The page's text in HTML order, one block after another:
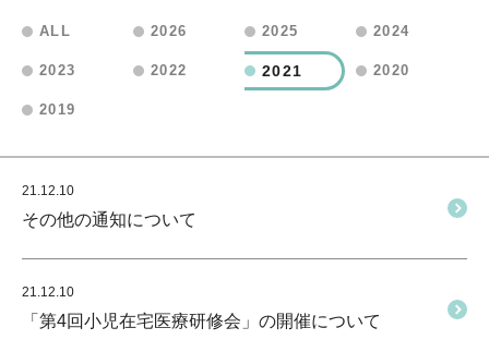
ALL 2026 2025 2024
2023 2022 2021 2020
2019
21.12.10
その他の通知について
21.12.10
「第4回小児在宅医療研修会」の開催について